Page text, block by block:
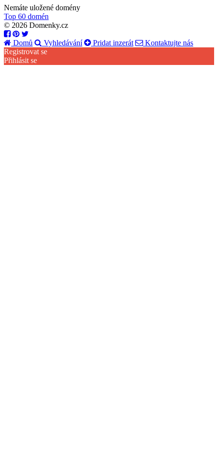
Nemáte uložené domény
Top 60 domén
© 2026 Domenky.cz
Domů Vyhledávání Pridat inzerát
Kontaktujte nás
Registrovat se
Přihlásit se